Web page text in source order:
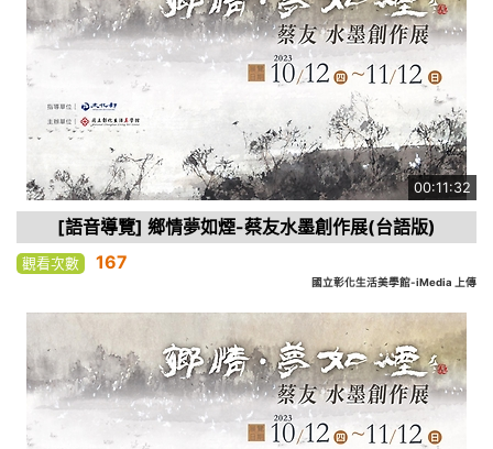
00:11:32
[語音導覽] 鄉情夢如煙-蔡友水墨創作展(台語版)
觀看次數 167
國立彰化生活美學館-iMedia 上傳